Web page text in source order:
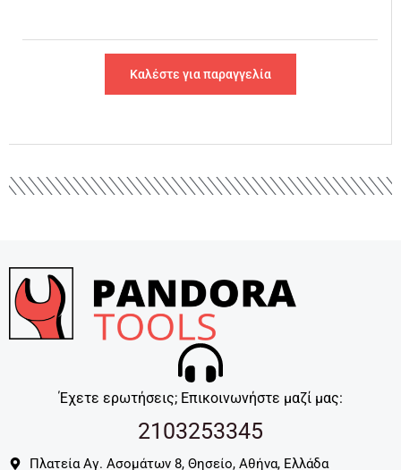
Καλέστε για παραγγελία
Έχετε ερωτήσεις; Επικοινωνήστε μαζί μας:
2103253345
Πλατεία Αγ. Ασομάτων 8, Θησείο, Αθήνα, Ελλάδα